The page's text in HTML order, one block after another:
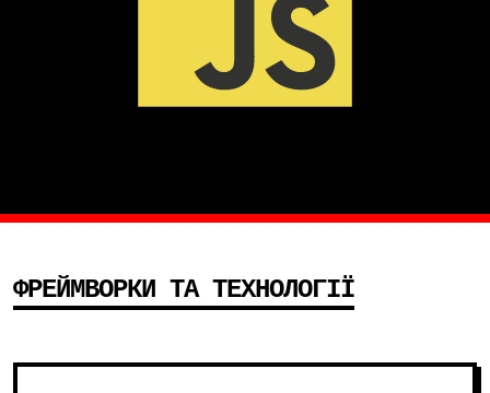
ФРЕЙМВОРКИ ТА ТЕХНОЛОГІЇ